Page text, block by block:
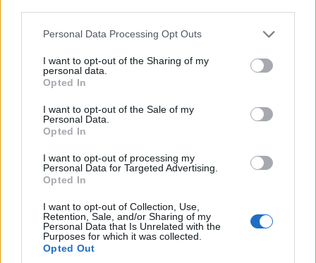
Please note that this website/app uses one or more Google
not limited to your visit or usage behaviour. You may click to
grant or deny consent to Google and its third-party tags to
use your data for below specified purposes in below Google
consent section.
Personal Data Processing Opt Outs
I want to opt-out of the Sharing of my
personal data.
Opted In
I want to opt-out of the Sale of my
Personal Data.
Opted In
I want to opt-out of processing my
Personal Data for Targeted Advertising.
Opted In
I want to opt-out of Collection, Use,
Retention, Sale, and/or Sharing of my
Personal Data that Is Unrelated with the
Purposes for which it was collected.
Opted Out
EFX szólistájaként Szakcsi tizenegy korongon
szerepelt szerzőként, illetve előadóként, a
nyolcvanas évek derekán ezeknek
köszönhetően köthetett szerződést az
amerikai GRP kiadóval.
A hazai jazztörténetben - előbb a Rákfogó,
majd a Saturnus együttessel - Szakcsinak
elévülhetetlen szerepe volt a fúziós jazz
térnyerésében. A hetvenes évek kezdetétől
tizenkét éven át tanított a Bartók Béla
Zeneművészeti Szakközépiskola jazz-
zongora szakán. A cigány folklór gyűjtésével
és színpadi művekké formálásával is
foglalkozik.